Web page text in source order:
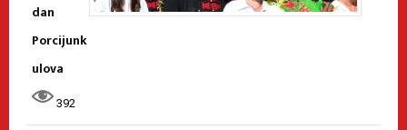
dan
Porcijunk
ulova
392